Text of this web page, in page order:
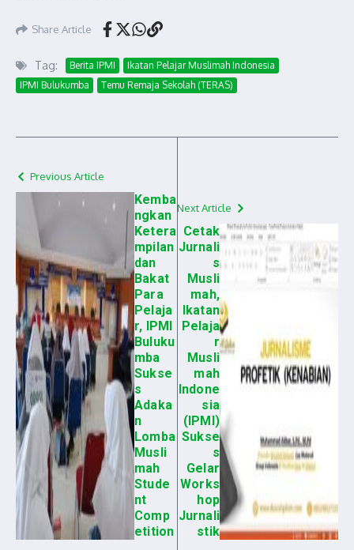
Share Article
Tag: Berita IPMI
Ikatan Pelajar Muslimah Indonesia
IPMI Bulukumba
Temu Remaja Sekolah (TERAS)
Previous Article
Kemba
ngkan
Ketera
mpilan
dan
Bakat
Para
Pelaja
r, IPMI
Buluku
mba
Sukse
s
Adaka
n
Lomba
Musli
mah
Stude
nt
Comp
etition
Next Article
Cetak
Jurnali
s
Musli
mah,
Ikatan
Pelaja
r
Musli
mah
Indone
sia
(IPMI)
Sukse
s
Gelar
Works
hop
Jurnali
stik